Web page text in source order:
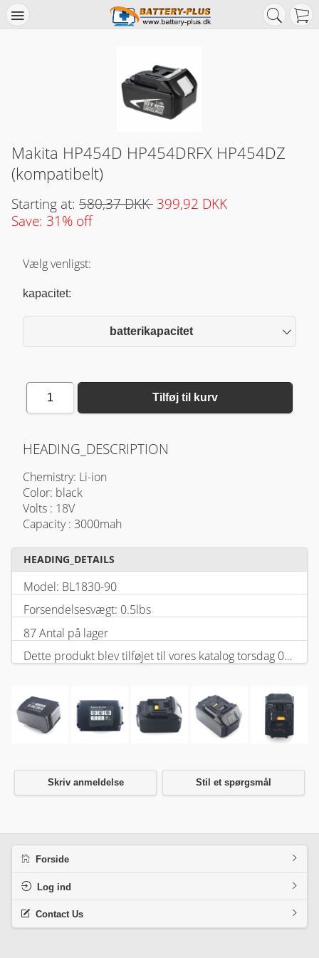
Makita HP454D HP454DRFX HP454DZ
(kompatibelt)
Starting at: 580,37 DKK 399,92 DKK
Save: 31% off
Vælg venligst:
kapacitet:
batterikapacitet
1 Tilføj til kurv
HEADING_DESCRIPTION
Chemistry: Li-ion
Color: black
Volts : 18V
Capacity : 3000mah
HEADING_DETAILS
Model: BL1830-90
Forsendelsesvægt: 0.5lbs
87 Antal på lager
Dette produkt blev tilføjet til vores katalog torsdag 05 februar, 2026.
Skriv anmeldelse Stil et spørgsmål
Forside
Log ind
Contact Us